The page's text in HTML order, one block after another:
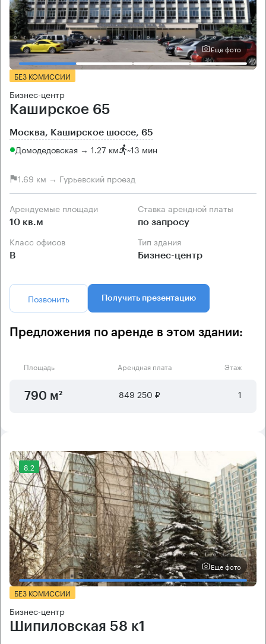
Еще фото
БЕЗ КОМИССИИ
Бизнес-центр
Каширское 65
Москва, Каширское шоссе, 65
Домодедовская → 1.27 км ~13 мин
1.69 км → Гурьевский проезд
Арендуемые площади
10 кв.м
Ставка арендной платы
по запросу
Класс офисов
B
Тип здания
Бизнес-центр
Позвонить Получить презентацию
Предложения по аренде в этом здании:
Площадь Арендная плата Этаж
790 м² 849 250 ₽ 1
8.2
Еще фото
БЕЗ КОМИССИИ
Бизнес-центр
Шипиловская 58 к1